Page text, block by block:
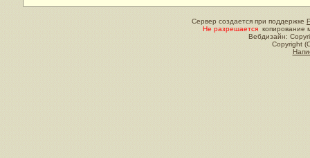
Сервер создается при поддержке
Не разрешается копирование
Вебдизайн:
Copyright